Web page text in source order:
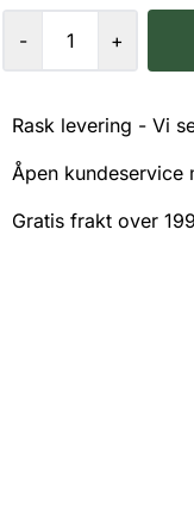
- +
Rask levering - Vi
Åpen kundeservice
Gratis frakt over